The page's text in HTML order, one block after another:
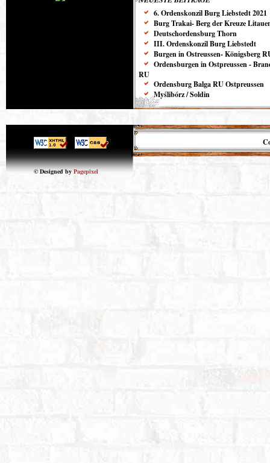
6. Ordenskonzil Burg Liebstedt 2021
Burg Trakai- Berg der Kreuze
Deutschordensburg Thorn
III. Ordenskonzil Burg Liebstedt
Burgen in Ostreussen- Königsberg
Ordensburgen in Ostpreussen -
RU
Ordensburg Balga RU Ostpreussen
Myślibórz / Soldin
© Designed byPagepixel